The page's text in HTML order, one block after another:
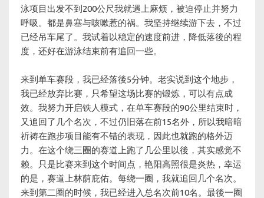
泳项目出发不到200公尺我就遇上麻烦，被迫停止并努力
呼吸。都是鼻塞与咳嗽惹的祸。我坚持继续游下去，不过
已经吊车尾了。我试着以稳定的速度前进，降低落後的程
度，还好在游泳结束前有追回一些。
来到单车赛段，我已经落後5分钟。老实说到这个地步，
我已经放弃比赛，只希望这场比赛的锻炼，可以有点成
效。我努力开启铁人模式，在单车赛段的90公里结束时，
又追回了几个名次，不过仍旧落在前15名外，所以我暗暗
祈祷在跑步项目能有不错的表现，因此也就跑的格外迈
力。在这个绕三圈的赛道上跑了几公里以後，其实感觉不
赖。只是比赛来到这个时间点，艳阳高照很是炎热，幸运
的是，赛道上林荫庇佑。每绕一圈，我就追回几个名次。
来到第二圈的时候，我已经进入总名次前10名。最後一圈